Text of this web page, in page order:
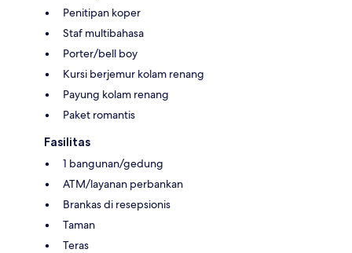
Penitipan koper
Staf multibahasa
Porter/bell boy
Kursi berjemur kolam renang
Payung kolam renang
Paket romantis
Fasilitas
1 bangunan/gedung
ATM/layanan perbankan
Brankas di resepsionis
Taman
Teras